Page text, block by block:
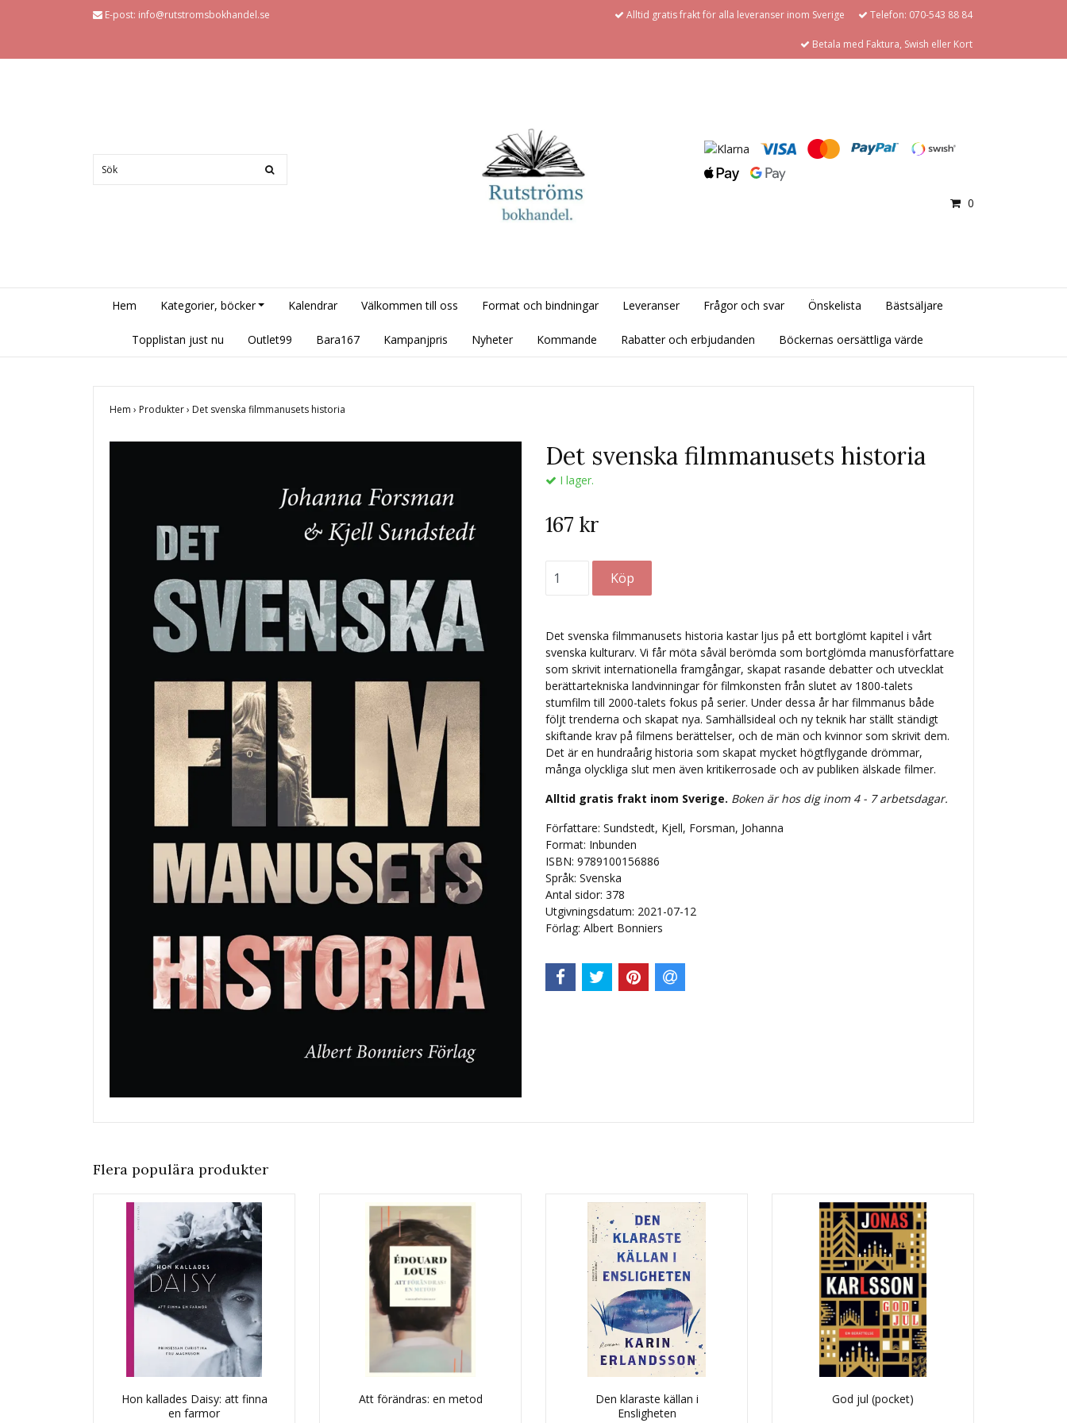
E-post: info@rutstromsbokhandel.se Alltid gratis frakt för alla leveranser inom Sverige Telefon: 070-543 88 84
Betala med Faktura, Swish eller Kort
0
Hem Kategorier, böcker Kalendrar Välkommen till oss Format och bindningar Leveranser Frågor och svar Önskelista Bästsäljare
Topplistan just nu Outlet99 Bara167 Kampanjpris Nyheter Kommande Rabatter och erbjudanden Böckernas oersättliga värde
Hem › Produkter› Det svenska filmmanusets historia
Det svenska filmmanusets historia
I lager.
167 kr
Det svenska filmmanusets historia kastar ljus på ett bortglömt kapitel i vårt
svenska kulturarv. Vi får möta såväl berömda som bortglömda manusförfattare
som skrivit internationella framgångar, skapat rasande debatter och utvecklat
berättartekniska landvinningar för filmkonsten från slutet av 1800-talets
stumfilm till 2000-talets fokus på serier. Under dessa år har filmmanus både
följt trenderna och skapat nya. Samhällsideal och ny teknik har ställt ständigt
skiftande krav på filmens berättelser, och de män och kvinnor som skrivit dem.
Det är en hundraårig historia som skapat mycket högtflygande drömmar,
många olyckliga slut men även kritikerrosade och av publiken älskade filmer.
Alltid gratis frakt inom Sverige. Boken är hos dig inom 4 - 7 arbetsdagar.
Författare: Sundstedt, Kjell, Forsman, Johanna
Format: Inbunden
ISBN: 9789100156886
Språk: Svenska
Antal sidor: 378
Utgivningsdatum: 2021-07-12
Förlag: Albert Bonniers
Flera populära produkter
Hon kallades Daisy: att finna
en farmor
Att förändras: en metod
Den klaraste källan i
Ensligheten
God jul (pocket)